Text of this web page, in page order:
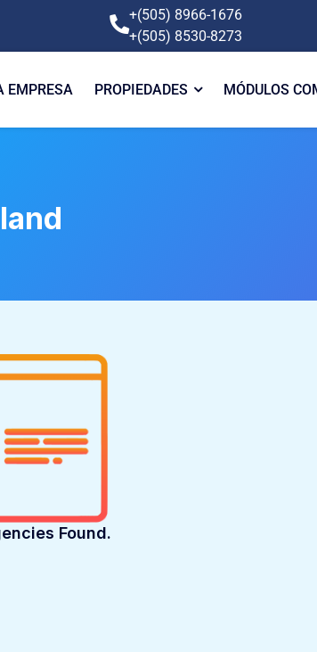
+(505) 8966-1676
+(505) 8530-8273
EMPRESA PROPIEDADES MÓDULOS
Found.